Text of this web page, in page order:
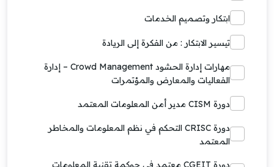
ابتكار وتصميم الخدمات
تيسير الابتكار : من الفكرة إلى الريادة
مهارات إدارة الحشود Crowd Management – إدارة
الفعاليات والمعارض والمؤتمرات
دورة CISM مدير أمن المعلومات المعتمد
دورة CRISC التحكم في نظم المعلومات والمخاطر
المعتمد
دورة CGEIT معتمد في حوكمة تقنية المعلومات